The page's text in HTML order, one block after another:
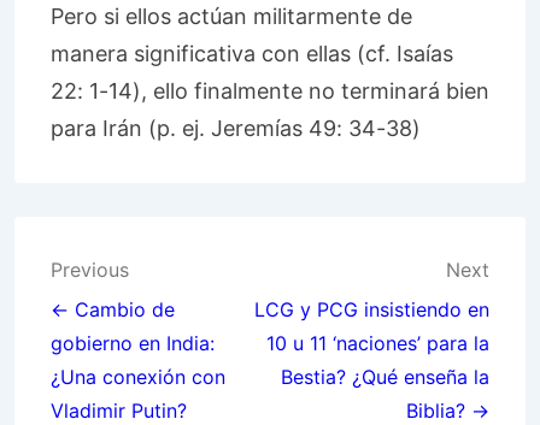
Pero si ellos actúan militarmente de
manera significativa con ellas (cf. Isaías
22: 1-14), ello finalmente no terminará bien
para Irán (p. ej. Jeremías 49: 34-38)
Post
navigation
Previous
← Cambio de
gobierno en India:
¿Una conexión con
Vladimir Putin?
Next
LCG y PCG insistiendo en
10 u 11 ‘naciones’ para la
Bestia? ¿Qué enseña la
Biblia? →